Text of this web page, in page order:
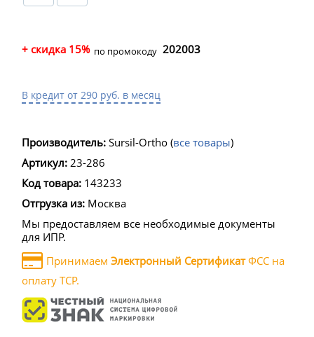
+ скидка 15% по промокоду 202003
В кредит от 290 руб. в месяц
Производитель: Sursil-Ortho (все товары)
Артикул: 23-286
Код товара: 143233
Отгрузка из: Москва
Мы предоставляем все необходимые документы
для ИПР.
Принимаем Электронный СертификатФСС на
оплату ТСР.